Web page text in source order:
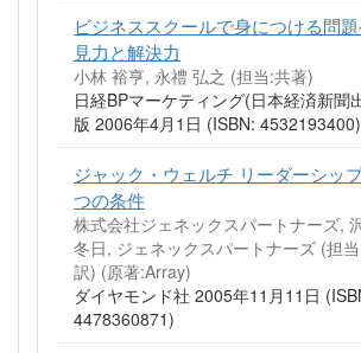
ビジネススクールで身につける問
見力と解決力
小林 裕亨, 永禮 弘之 (担当:共著)
日経BPマーケティング(日本経済新聞
版 2006年4月1日 (ISBN: 4532193400)
ジャック・ウェルチ リーダーシッ
つの条件
株式会社ジェネックスパートナーズ,
冬日, ジェネックスパートナーズ (担
訳) (原著:Array)
ダイヤモンド社 2005年11月11日
4478360871)